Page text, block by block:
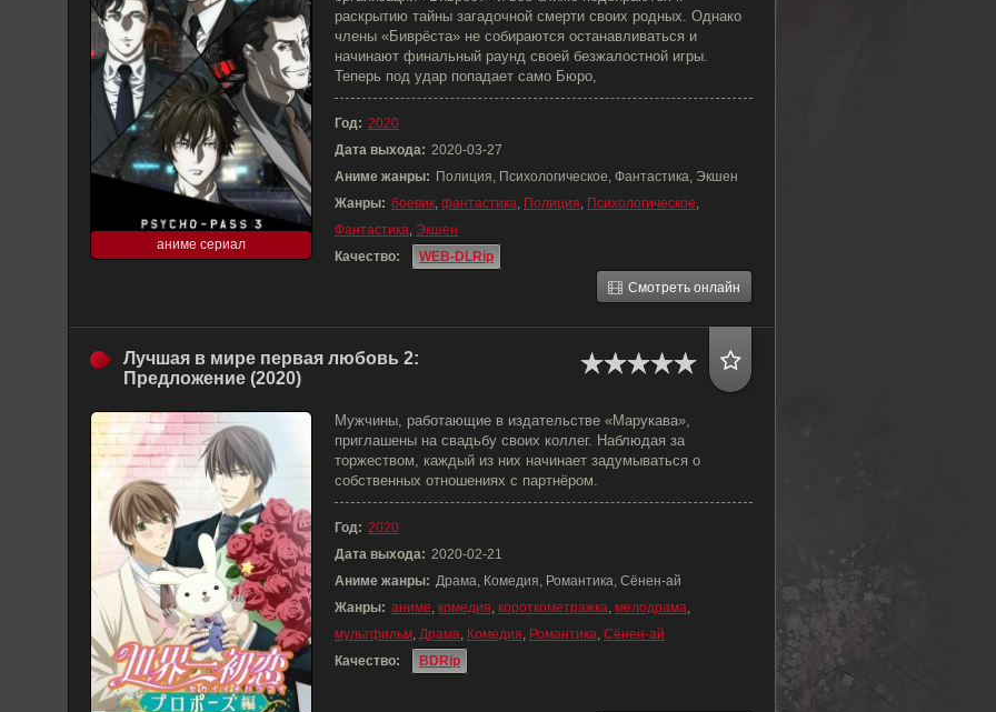
аниме сериал
раскрытию тайны загадочной смерти своих родных. Однако
члены «Биврёста» не собираются останавливаться и
начинают финальный раунд своей безжалостной игры.
Теперь под удар попадает само Бюро,
Год: 2020
Дата выхода: 2020-03-27
Аниме жанры: Полиция, Психологическое, Фантастика, Экшен
Жанры: боевик, фантастика, Полиция, Психологическое,
Фантастика, Экшен
Качество:
WEB-DLRip
Смотреть онлайн
Лучшая в мире первая любовь 2:
Предложение (2020)
Мужчины, работающие в издательстве «Марукава»,
приглашены на свадьбу своих коллег. Наблюдая за
торжеством, каждый из них начинает задумываться о
собственных отношениях с партнёром.
Год: 2020
Дата выхода: 2020-02-21
Аниме жанры: Драма, Комедия, Романтика, Сёнен-ай
Жанры: аниме, комедия, короткометражка, мелодрама,
мультфильм, Драма, Комедия, Романтика, Сёнен-ай
Качество:
BDRip